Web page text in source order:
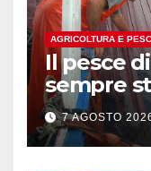
AGRICOLTURA E
Il pesce
sempre
in7 AGOSTO